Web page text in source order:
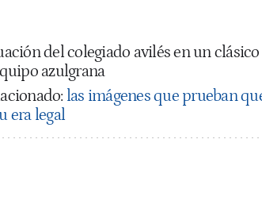
del colegiado avilés en un
azulgrana
las imágenes que prueban
era legal